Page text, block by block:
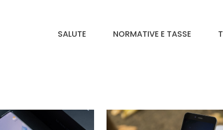
SALUTE NORMATIVE E TASSE